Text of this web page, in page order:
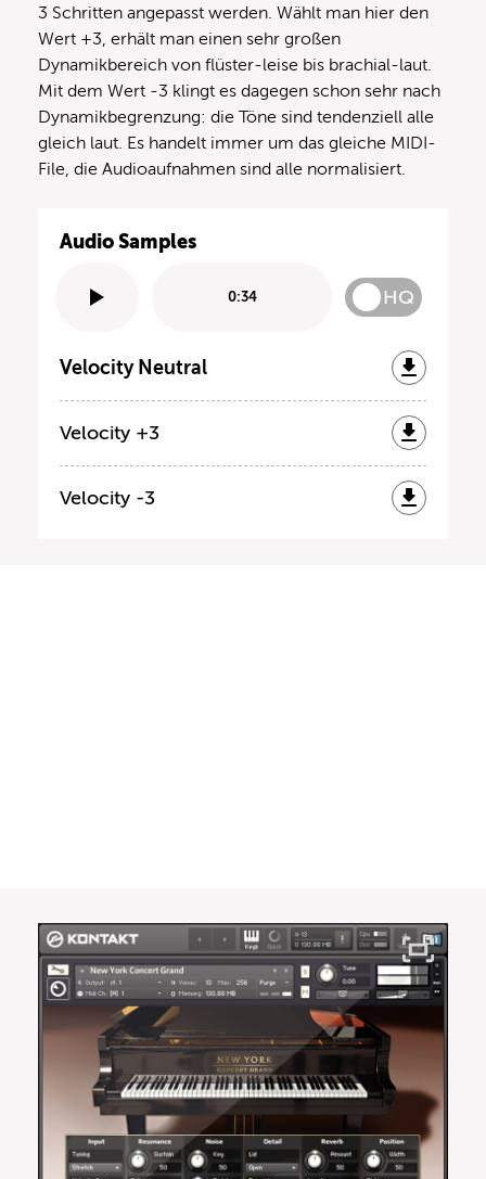
3 Schritten angepasst werden. Wählt man hier den
Wert +3, erhält man einen sehr großen
Dynamikbereich von flüster-leise bis brachial-laut.
Mit dem Wert -3 klingt es dagegen schon sehr nach
Dynamikbegrenzung: die Töne sind tendenziell alle
gleich laut. Es handelt immer um das gleiche MIDI-
File, die Audioaufnahmen sind alle normalisiert.
Audio Samples
0:34 HQ
Velocity Neutral
Velocity +3
Velocity -3